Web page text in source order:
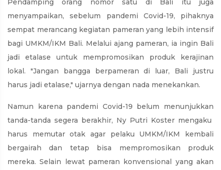
Pendamping orang nomor satu di Bali itu juga
menyampaikan, sebelum pandemi Covid-19, pihaknya
sempat merancang kegiatan pameran yang lebih intensif
bagi UMKM/IKM Bali. Melalui ajang pameran, ia ingin Bali
jadi etalase untuk mempromosikan produk kerajinan
lokal. "Jangan bangga berpameran di luar, Bali justru
harus jadi etalase," ujarnya dengan nada menekankan.
Namun karena pandemi Covid-19 belum menunjukkan
tanda-tanda segera berakhir, Ny Putri Koster mengaku
harus memutar otak agar pelaku UMKM/IKM kembali
bergairah dan tetap bisa mempromosikan produk
mereka. Selain lewat pameran konvensional yang akan